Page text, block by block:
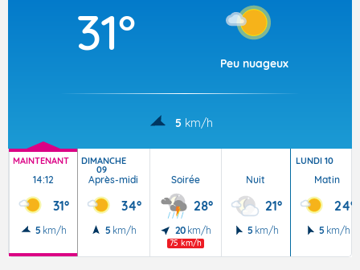
31°
Peu nuageux
5 km/h
MAINTENANT
14:12
31°
5 km/h
DIMANCHE
09
Après-midi
34°
5 km/h
Soirée
28°
20 km/h
75 km/h
Nuit
21°
5 km/h
LUNDI 10
Matin
24°
5 km/h